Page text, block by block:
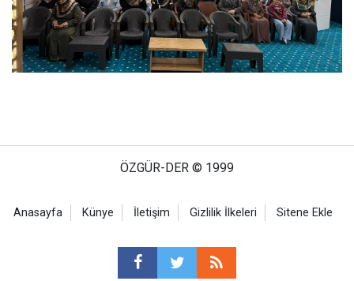
ÖZGÜR-DER © 1999
Anasayfa Künye İletişim Gizlilik İlkeleri Sitene Ekle